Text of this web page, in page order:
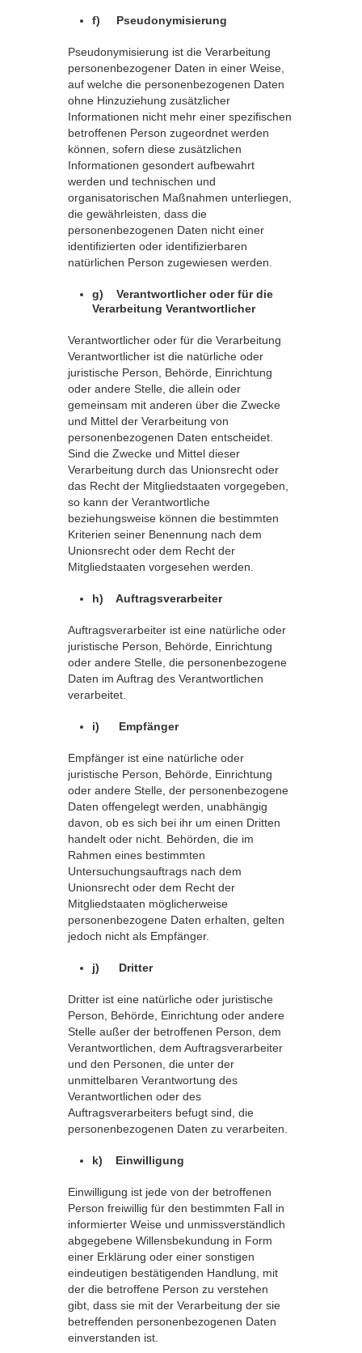
f) Pseudonymisierung
Pseudonymisierung ist die Verarbeitung
personenbezogener Daten in einer Weise,
auf welche die personenbezogenen Daten
ohne Hinzuziehung zusätzlicher
Informationen nicht mehr einer spezifischen
betroffenen Person zugeordnet werden
können, sofern diese zusätzlichen
Informationen gesondert aufbewahrt
werden und technischen und
organisatorischen Maßnahmen unterliegen,
die gewährleisten, dass die
personenbezogenen Daten nicht einer
identifizierten oder identifizierbaren
natürlichen Person zugewiesen werden.
g) Verantwortlicher oder für die
Verarbeitung Verantwortlicher
Verantwortlicher oder für die Verarbeitung
Verantwortlicher ist die natürliche oder
juristische Person, Behörde, Einrichtung
oder andere Stelle, die allein oder
gemeinsam mit anderen über die Zwecke
und Mittel der Verarbeitung von
personenbezogenen Daten entscheidet.
Sind die Zwecke und Mittel dieser
Verarbeitung durch das Unionsrecht oder
das Recht der Mitgliedstaaten vorgegeben,
so kann der Verantwortliche
beziehungsweise können die bestimmten
Kriterien seiner Benennung nach dem
Unionsrecht oder dem Recht der
Mitgliedstaaten vorgesehen werden.
h) Auftragsverarbeiter
Auftragsverarbeiter ist eine natürliche oder
juristische Person, Behörde, Einrichtung
oder andere Stelle, die personenbezogene
Daten im Auftrag des Verantwortlichen
verarbeitet.
i) Empfänger
Empfänger ist eine natürliche oder
juristische Person, Behörde, Einrichtung
oder andere Stelle, der personenbezogene
Daten offengelegt werden, unabhängig
davon, ob es sich bei ihr um einen Dritten
handelt oder nicht. Behörden, die im
Rahmen eines bestimmten
Untersuchungsauftrags nach dem
Unionsrecht oder dem Recht der
Mitgliedstaaten möglicherweise
personenbezogene Daten erhalten, gelten
jedoch nicht als Empfänger.
j) Dritter
Dritter ist eine natürliche oder juristische
Person, Behörde, Einrichtung oder andere
Stelle außer der betroffenen Person, dem
Verantwortlichen, dem Auftragsverarbeiter
und den Personen, die unter der
unmittelbaren Verantwortung des
Verantwortlichen oder des
Auftragsverarbeiters befugt sind, die
personenbezogenen Daten zu verarbeiten.
k) Einwilligung
Einwilligung ist jede von der betroffenen
Person freiwillig für den bestimmten Fall in
informierter Weise und unmissverständlich
abgegebene Willensbekundung in Form
einer Erklärung oder einer sonstigen
eindeutigen bestätigenden Handlung, mit
der die betroffene Person zu verstehen
gibt, dass sie mit der Verarbeitung der sie
betreffenden personenbezogenen Daten
einverstanden ist.